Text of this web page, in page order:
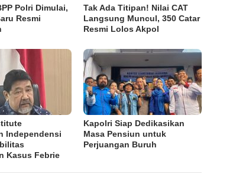
Polri Dimulai,
Resmi
Tak Ada Titipan! Nilai CAT
Langsung Muncul, 350 Catar
Resmi Lolos Akpol
Independensi
Kasus Febrie
Kapolri Siap Dedikasikan
Masa Pensiun untuk
Perjuangan Buruh